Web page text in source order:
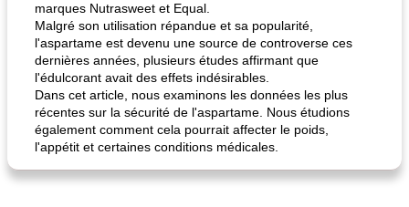
marques Nutrasweet et Equal.
Malgré son utilisation répandue et sa popularité,
l'aspartame est devenu une source de controverse ces
dernières années, plusieurs études affirmant que
l'édulcorant avait des effets indésirables.
Dans cet article, nous examinons les données les plus
récentes sur la sécurité de l'aspartame. Nous étudions
également comment cela pourrait affecter le poids,
l'appétit et certaines conditions médicales.